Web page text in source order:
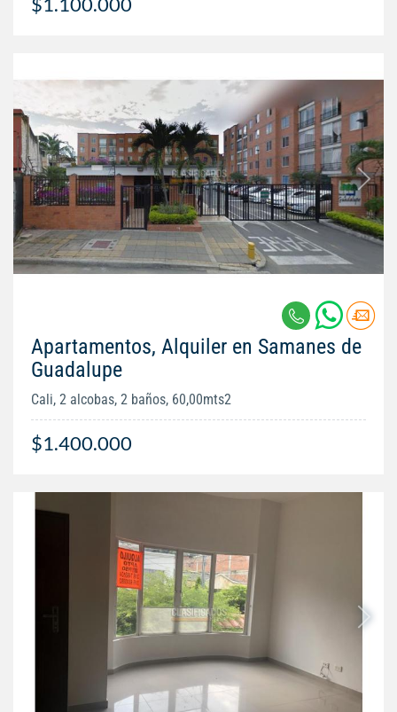
Apartamentos, Alquiler en Samanes de
Guadalupe
Cali, 2 alcobas, 2 baños, 60,00mts2
$1.400.000